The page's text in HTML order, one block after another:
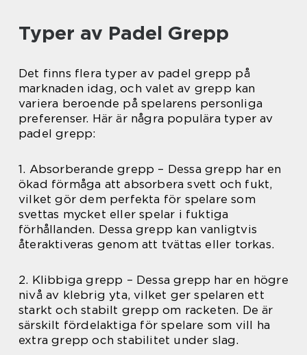
Typer av Padel Grepp
Det finns flera typer av padel grepp på
marknaden idag, och valet av grepp kan
variera beroende på spelarens personliga
preferenser. Här är några populära typer av
padel grepp:
1. Absorberande grepp – Dessa grepp har en
ökad förmåga att absorbera svett och fukt,
vilket gör dem perfekta för spelare som
svettas mycket eller spelar i fuktiga
förhållanden. Dessa grepp kan vanligtvis
återaktiveras genom att tvättas eller torkas.
2. Klibbiga grepp – Dessa grepp har en högre
nivå av klebrig yta, vilket ger spelaren ett
starkt och stabilt grepp om racketen. De är
särskilt fördelaktiga för spelare som vill ha
extra grepp och stabilitet under slag.